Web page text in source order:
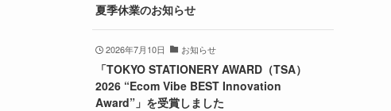
夏季休業のお知らせ
2026年7月10日 お知らせ
「TOKYO STATIONERY AWARD（TSA）
2026 “Ecom Vibe BEST Innovation
Award”」を受賞しました